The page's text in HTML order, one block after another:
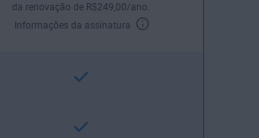
da renovação de R$249 ,00/ano.
Informações da assinatura